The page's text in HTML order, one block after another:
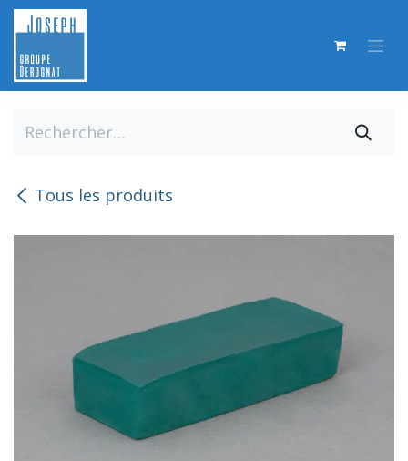
Se rendre au contenu
Tous les produits